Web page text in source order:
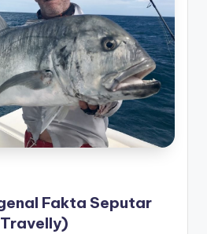
Fakta Seputar